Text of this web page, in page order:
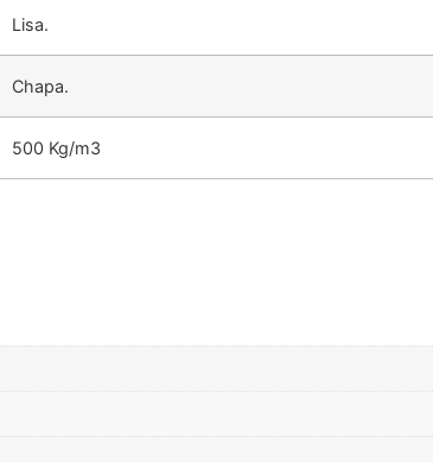
Lisa.
Chapa.
500 Kg/m3